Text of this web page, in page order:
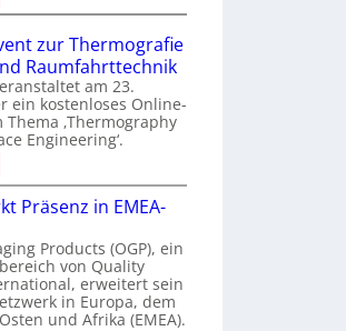
a
zur Thermografie
Raumfahrttechnik
am 23.
ein kostenloses Online-
Thema ‚Thermography
Engineering‘.
Präsenz in EMEA-
Products (OGP), ein
von Quality
erweitert sein
in Europa, dem
und Afrika (EMEA).